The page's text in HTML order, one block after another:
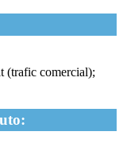
(trafic comercial);